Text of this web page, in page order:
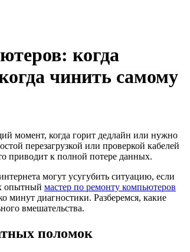
когда
чинить самому
момент, когда горит дедлайн или нужно
перезагрузкой или проверкой кабелей
приводит к полной потере данных.
могут усугубить ситуацию, если
опытный мастер по ремонту компьютеров
минут диагностики. Разберемся, какие
вмешательства.
поломок